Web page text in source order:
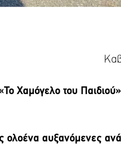
Χαμόγελο του
ολοένα αυξανόμενες